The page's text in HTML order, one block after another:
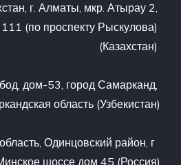
г. Алматы, мкр. Атырау 2,
(по проспекту Рыскулова)
(Казахстан)
дом-53, город Самарканд,
область (Узбекистан)
Одинцовский район, г
шоссе дом 45 (Россия)